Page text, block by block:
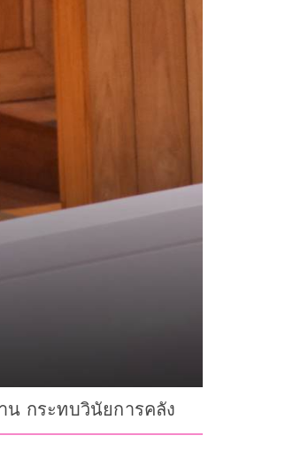
น กระทบวินัยการคลัง